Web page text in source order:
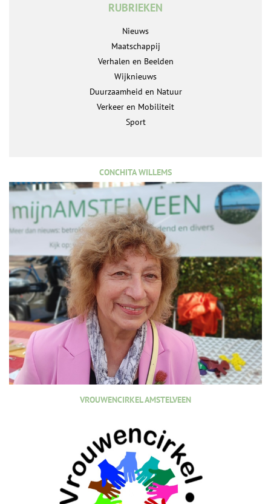
RUBRIEKEN
Nieuws
Maatschappij
Verhalen en Beelden
Wijknieuws
Duurzaamheid en Natuur
Verkeer en Mobiliteit
Sport
CONCHITA WILLEMS
VROUWENCIRKEL AMSTELVEEN